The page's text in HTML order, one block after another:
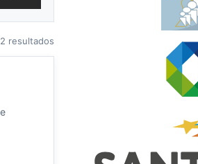
2 resultados